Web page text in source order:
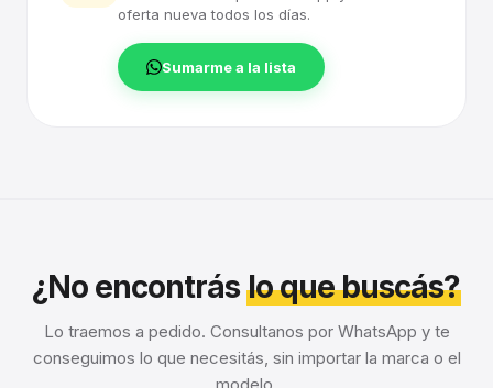
oferta nueva todos los días.
Sumarme a la lista
¿No encontráslo que buscás?
Lo traemos a pedido. Consultanos por WhatsApp y te
conseguimos lo que necesitás, sin importar la marca o el